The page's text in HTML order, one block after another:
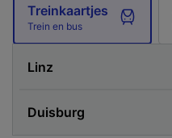
Treinkaartjes
Trein en bus